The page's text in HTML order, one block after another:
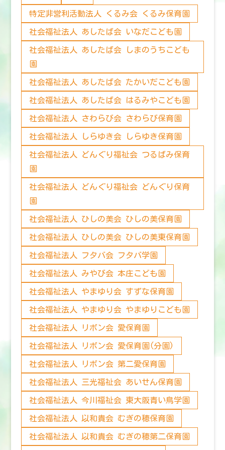
特定非営利活動法人 くるみ会 くるみ保育園
社会福祉法人 あしたば会 いなだこども園
社会福祉法人 あしたば会 しまのうちこども
園
社会福祉法人 あしたば会 たかいだこども園
社会福祉法人 あしたば会 はるみやこども園
社会福祉法人 さわらび会 さわらび保育園
社会福祉法人 しらゆき会 しらゆき保育園
社会福祉法人 どんぐり福祉会 つるばみ保育
園
社会福祉法人 どんぐり福祉会 どんぐり保育
園
社会福祉法人 ひしの美会 ひしの美保育園
社会福祉法人 ひしの美会 ひしの美東保育園
社会福祉法人 フタバ会 フタバ学園
社会福祉法人 みやび会 本庄こども園
社会福祉法人 やまゆり会 すずな保育園
社会福祉法人 やまゆり会 やまゆりこども園
社会福祉法人 リボン会 愛保育園
社会福祉法人 リボン会 愛保育園(分園)
社会福祉法人 リボン会 第二愛保育園
社会福祉法人 三光福祉会 あいせん保育園
社会福祉法人 今川福祉会 東大阪青い鳥学園
社会福祉法人 以和貴会 むぎの穂保育園
社会福祉法人 以和貴会 むぎの穂第二保育園